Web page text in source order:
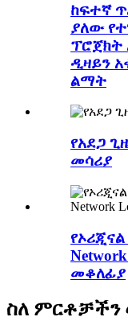
ከፍተኛ
ያለው
ፕሮጀክት
ዲዛይን
ልማት
የአደጋ
መሳሪያ
መቆለፊያ
ስለ ምርቶቻችን